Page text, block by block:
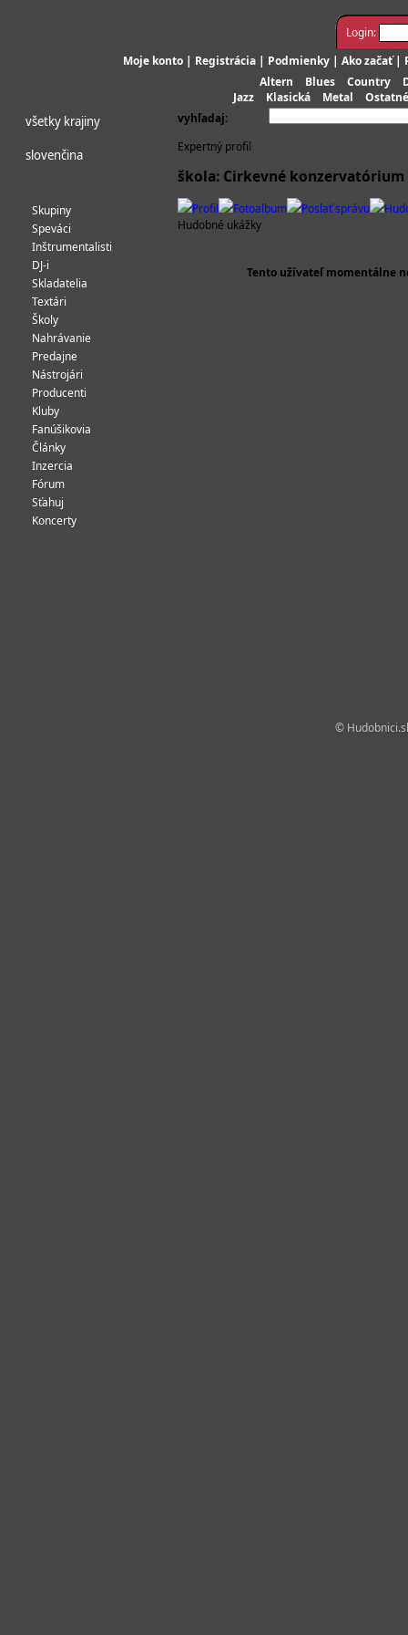
Login:
Moje konto | Registrácia | Podmienky | Ako začať|
Altern
Blues Country
Jazz
Klasická Metal
Ostatné
vyhľadaj:
všetky krajiny
slovenčina
Skupiny
Speváci
Inštrumentalisti
DJ-i
Skladatelia
Textári
Školy
Nahrávanie
Predajne
Nástrojári
Producenti
Kluby
Fanúšikovia
Články
Inzercia
Fórum
Sťahuj
Koncerty
Expertný profil
škola: Cirkevné
Profil Fotoalbum Poslať správu
Hudobné ukážky
Tento užívateľ momentálne
©